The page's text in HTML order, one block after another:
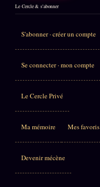
Le Cercle & s'abonner
S'abonner · créer un compte
Se connecter · mon compte
Le Cercle Privé
Ma mémoire Mes favoris
Devenir mécène